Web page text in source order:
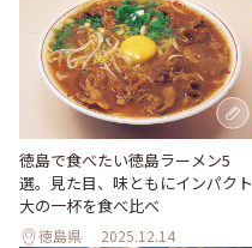
徳島で食べたい徳島ラーメン5
選。見た目、味ともにインパクト
大の一杯を食べ比べ
徳島県 2025.12.14